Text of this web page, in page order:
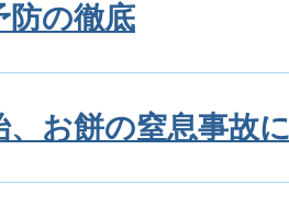
防の徹底
、お餅の窒息事故